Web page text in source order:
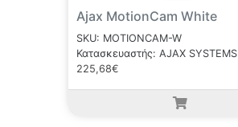
Ajax MotionCam White
SKU: MOTIONCAM-W
Κατασκευαστής: AJAX SYSTEMS
225,68€